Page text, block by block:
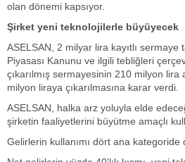
olan dönemi kapsıyor.
Şirket yeni teknolojilerle büyüyecek
ASELSAN, 2 milyar lira kayıtlı sermaye
Piyasası Kanunu ve ilgili tebliğleri
çıkarılmış sermayesinin 210 milyon lira
milyon liraya çıkarılmasına karar verdi.
ASELSAN, halka arz yoluyla elde
şirketin faaliyetlerini büyütme amaçlı
Gelirlerin kullanımı dört ana kategoride